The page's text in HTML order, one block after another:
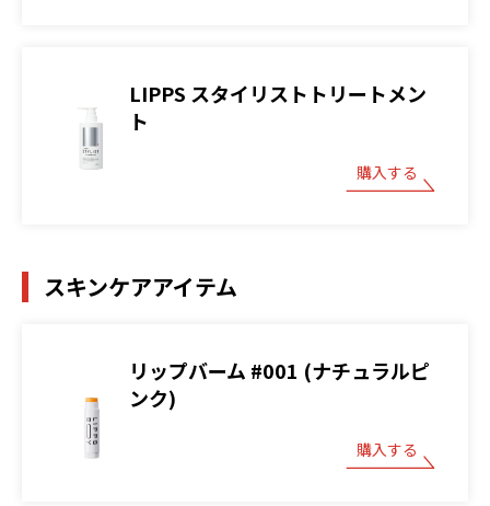
LIPPS スタイリストトリートメン
ト
購入する
スキンケアアイテム
リップバーム #001 (ナチュラルピ
ンク)
購入する